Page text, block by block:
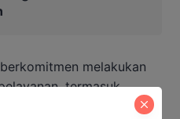
melakukan
termasuk
melalui aplikasi IKD,